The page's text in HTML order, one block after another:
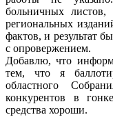
больничных
региональных
фактов, и результат
с опровержением.
Добавлю, что
тем, что я
областного
конкурентов в
средства хороши.